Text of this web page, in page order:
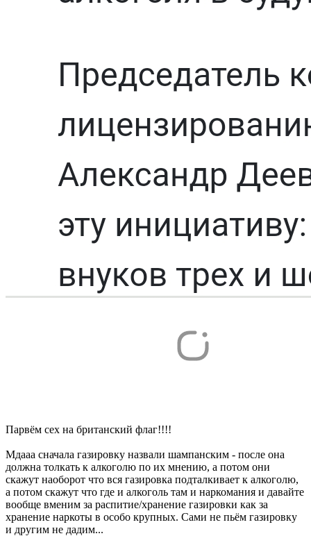
Парвём сех на британский флаг!!!!
Мдааа сначала газировку назвали шампанским - после она
должна толкать к алкоголю по их мнению, а потом они
скажут наоборот что вся газировка подталкивает к алкоголю,
а потом скажут что где и алкоголь там и наркомания и давайте
вообще вменим за распитие/хранение газировки как за
хранение наркоты в особо крупных. Сами не пьём газировку
и другим не дадим...